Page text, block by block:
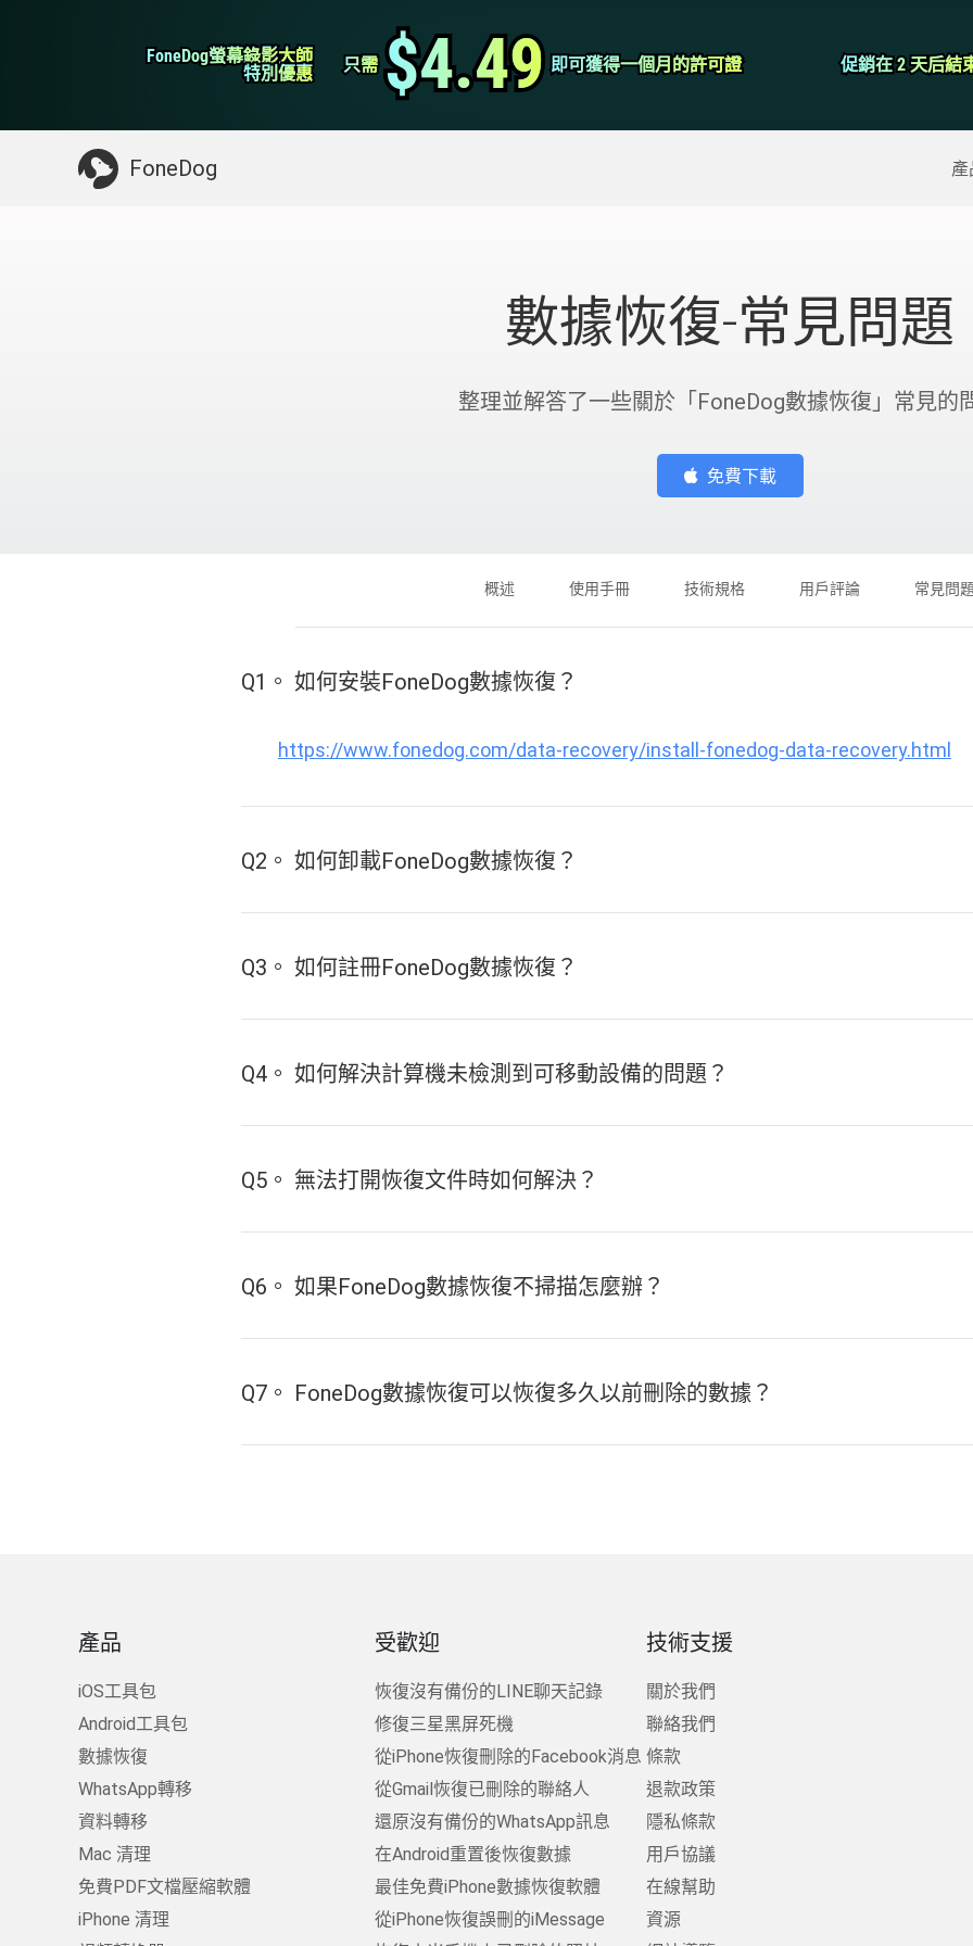
FoneDog螢幕錄影大師
FoneDog螢幕錄影大師
特別優惠
特別優惠 只需
只需 $4.49
$4.49 即可獲得一個月的許可證
即可獲得一個月的許可證 促銷在 2 天后結
促銷在 2 天后結
FoneDog 產
iPhone 清理 屏幕錄像大師
你可能需要的東西：
數據恢復-常見問題
整理並解答了一些關於「FoneDog數據恢復」常見的
免費下載
概述 使用手冊 技術規格 用戶評論 常見問
Q1。 如何安裝FoneDog數據恢復？
https://www.fonedog.com/data-recovery/install-fonedog-data-recovery.html
Q2。 如何卸載FoneDog數據恢復？
Q3。 如何註冊FoneDog數據恢復？
Q4。 如何解決計算機未檢測到可移動設備的問題？
Q5。 無法打開恢復文件時如何解決？
Q6。 如果FoneDog數據恢復不掃描怎麼辦？
Q7。 FoneDog數據恢復可以恢復多久以前刪除的數據？
產品
iOS工具包
Android工具包
數據恢復
WhatsApp轉移
資料轉移
Mac 清理
免費PDF文檔壓縮軟體
iPhone 清理
受歡迎
恢復沒有備份的LINE聊天記錄
修復三星黑屏死機
從iPhone恢復刪除的Facebook消息
從Gmail恢復已刪除的聯絡人
還原沒有備份的WhatsApp訊息
在Android重置後恢復數據
最佳免費iPhone數據恢復軟體
從iPhone恢復誤刪的iMessage
技術支援
關於我們
聯絡我們
條款
退款政策
隱私條款
用戶協議
在線幫助
資源